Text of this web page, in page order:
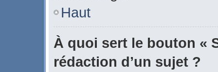
Haut
À quoi sert le bouton «
rédaction d’un sujet ?